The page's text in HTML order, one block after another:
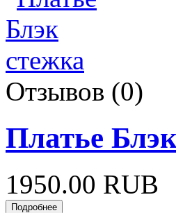
Отзывов (0)
Платье
1950.00 RUB